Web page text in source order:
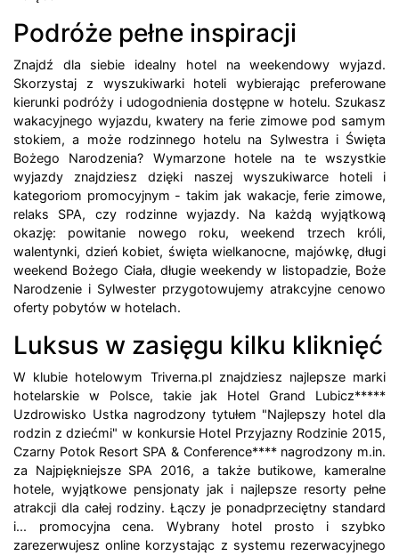
Podróże pełne inspiracji
Znajdź dla siebie idealny hotel na weekendowy wyjazd.
Skorzystaj z wyszukiwarki hoteli wybierając preferowane
kierunki podróży i udogodnienia dostępne w hotelu. Szukasz
wakacyjnego wyjazdu, kwatery na ferie zimowe pod samym
stokiem, a może rodzinnego hotelu na Sylwestra i Święta
Bożego Narodzenia? Wymarzone hotele na te wszystkie
wyjazdy znajdziesz dzięki naszej wyszukiwarce hoteli i
kategoriom promocyjnym - takim jak wakacje, ferie zimowe,
relaks SPA, czy rodzinne wyjazdy. Na każdą wyjątkową
okazję: powitanie nowego roku, weekend trzech króli,
walentynki, dzień kobiet, święta wielkanocne, majówkę, długi
weekend Bożego Ciała, długie weekendy w listopadzie, Boże
Narodzenie i Sylwester przygotowujemy atrakcyjne cenowo
oferty pobytów w hotelach.
Luksus w zasięgu kilku kliknięć
W klubie hotelowym Triverna.pl znajdziesz najlepsze marki
hotelarskie w Polsce, takie jak Hotel Grand Lubicz*****
Uzdrowisko Ustka nagrodzony tytułem "Najlepszy hotel dla
rodzin z dziećmi" w konkursie Hotel Przyjazny Rodzinie 2015,
Czarny Potok Resort SPA & Conference**** nagrodzony m.in.
za Najpiękniejsze SPA 2016, a także butikowe, kameralne
hotele, wyjątkowe pensjonaty jak i najlepsze resorty pełne
atrakcji dla całej rodziny. Łączy je ponadprzeciętny standard
i... promocyjna cena. Wybrany hotel prosto i szybko
zarezerwujesz online korzystając z systemu rezerwacyjnego